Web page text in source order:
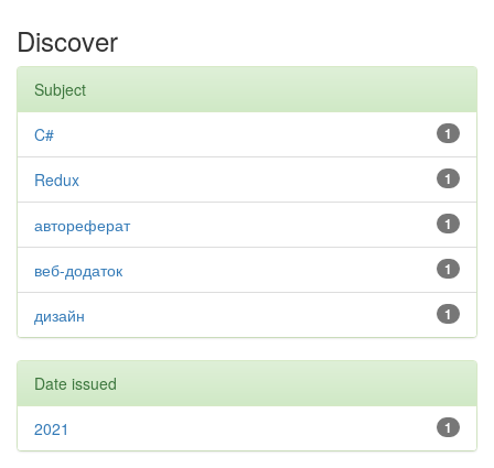
Discover
Subject
1
C#
1
Redux
1
автореферат
1
веб-додаток
1
дизайн
Date issued
1
2021